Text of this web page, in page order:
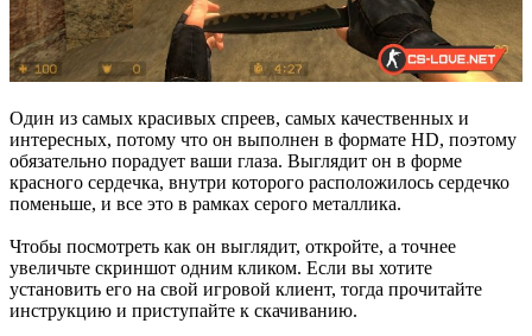
Один из самых красивых спреев, самых качественных и
интересных, потому что он выполнен в формате HD, поэтому
обязательно порадует ваши глаза. Выглядит он в форме
красного сердечка, внутри которого расположилось сердечко
поменьше, и все это в рамках серого металлика.
Чтобы посмотреть как он выглядит, откройте, а точнее
увеличьте скриншот одним кликом. Если вы хотите
установить его на свой игровой клиент, тогда прочитайте
инструкцию и приступайте к скачиванию.